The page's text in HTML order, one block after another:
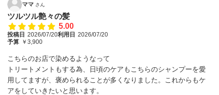
ママ さん
ツルツル艶々の髪
5.00
投稿日 2026/07/20利用日 2026/07/20
予算 ￥3,900
こちらのお店で染めるようなって
トリートメントもする為、日頃のケアもこちらのシャンプーを愛
用してますが、褒められることが多くなりました。これからもケ
アをしていきたいと思います。